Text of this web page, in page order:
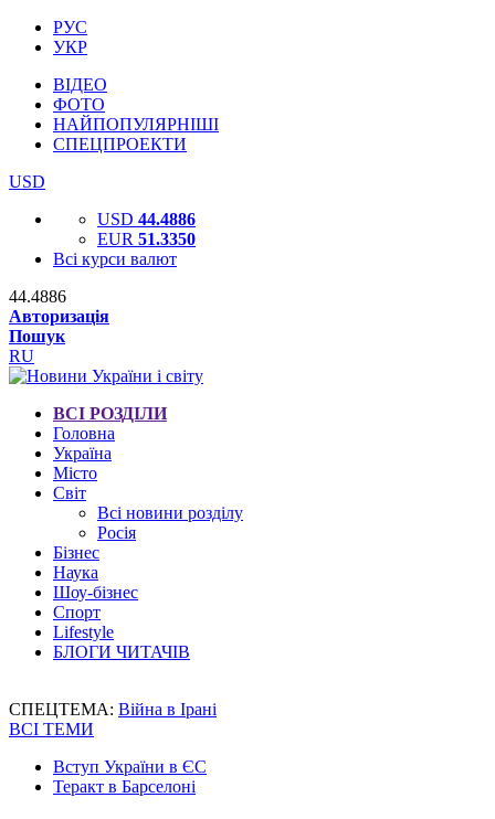
РУС
УКР
ВІДЕО
ФОТО
НАЙПОПУЛЯРНІШІ
СПЕЦПРОЕКТИ
USD
USD 44.4886
EUR 51.3350
Всі курси валют
44.4886
Авторизація
Пошук
RU
ВСІ РОЗДІЛИ
Головна
Україна
Місто
Світ
Всі новини розділу
Росія
Бізнес
Наука
Шоу-бізнес
Спорт
Lifestyle
БЛОГИ ЧИТАЧІВ
СПЕЦТЕМА: Війна в Ірані
ВСІ ТЕМИ
Вступ України в ЄС
Теракт в Барселоні